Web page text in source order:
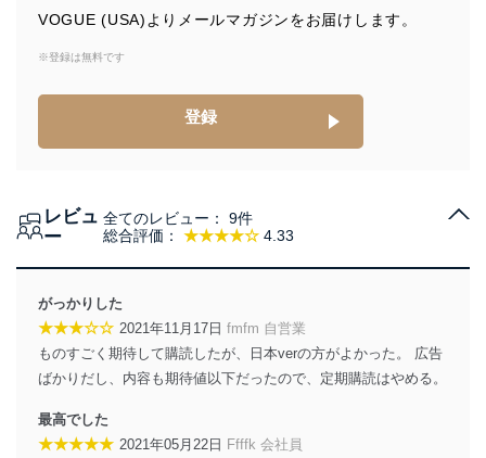
VOGUE (USA)よりメールマガジンをお届けします。
※登録は無料です
登録
レビュ
ー
総合評価： ★★★★☆ 4.33
全てのレビュー： 9件
がっかりした
★★★☆☆ 2021年11月17日 fmfm 自営業
ものすごく期待して購読したが、日本verの方がよかった。 広告
ばかりだし、内容も期待値以下だったので、定期購読はやめる。
最高でした
★★★★★ 2021年05月22日 Ffffk 会社員